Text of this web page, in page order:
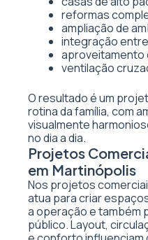
reformas
ampliação de
integração
aproveitamento
ventilação
O resultado é um
rotina da família, com
visualmente
no dia a dia.
Projetos
em Martinópolis
Nos projetos
atua para criar
a operação e também
público. Layout,